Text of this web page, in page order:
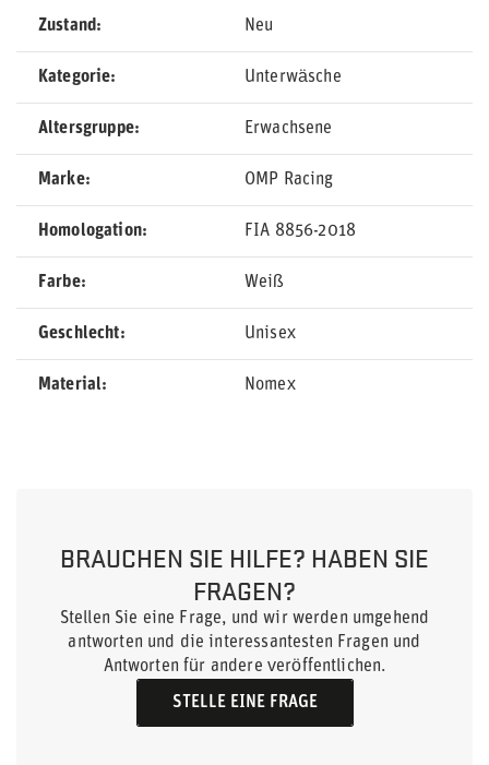
Zustand Neu
Kategorie Unterwäsche
Altersgruppe Erwachsene
Marke OMP Racing
Homologation FIA 8856-2018
Farbe Weiß
Geschlecht Unisex
Material Nomex
BRAUCHEN SIE HILFE? HABEN SIE
FRAGEN?
Stellen Sie eine Frage, und wir werden umgehend
antworten und die interessantesten Fragen und
Antworten für andere veröffentlichen.
STELLE EINE FRAGE